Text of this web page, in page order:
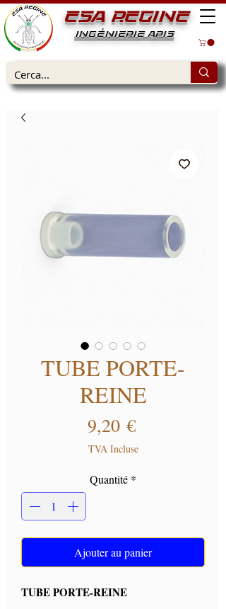
ESA REGINE
INGÉNIERIE APIS
TUBE PORTE-
REINE
9,20 €Prix
TVA Incluse
Quantité *
Ajouter au panier
TUBE PORTE-REINE